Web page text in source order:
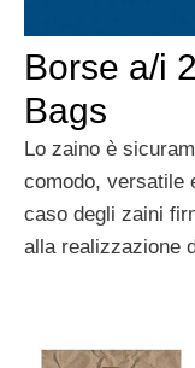
Borse a/i
Bags
Lo zaino è
comodo, versatile
caso degli zaini
alla realizzazione